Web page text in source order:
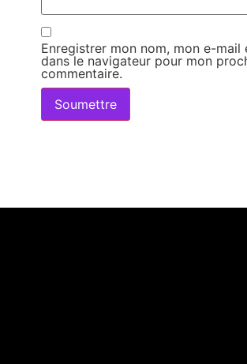
Enregistrer mon nom, mon e-mail
dans le navigateur pour mon
commentaire.